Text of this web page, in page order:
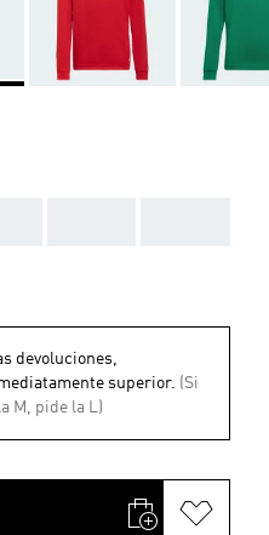
devoluciones,
superior. (Si
M, pide la L)